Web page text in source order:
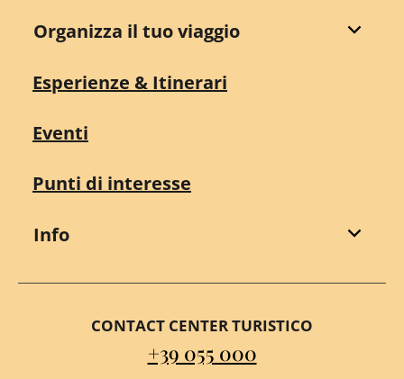
Organizza il tuo viaggio
Esperienze & Itinerari
Eventi
Punti di interesse
Info
CONTACT CENTER TURISTICO
+39 055 000